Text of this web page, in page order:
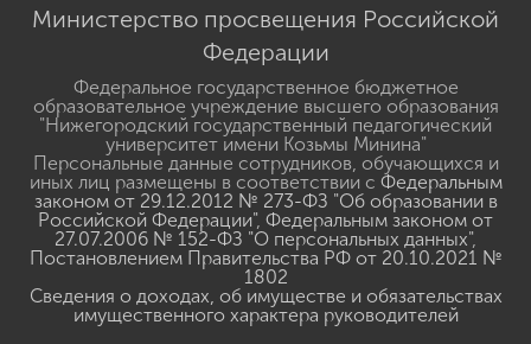
Министерство просвещения Российской
Федерации
Федеральное государственное бюджетное
образовательное учреждение высшего образования
"Нижегородский государственный педагогический
университет имени Козьмы Минина"
Персональные данные сотрудников, обучающихся и
иных лиц размещены в соответствии с Федеральным
законом от 29.12.2012 № 273-ФЗ "Об образовании в
Российской Федерации", Федеральным законом от
27.07.2006 № 152-ФЗ "О персональных данных",
Постановлением Правительства РФ от 20.10.2021 №
1802
Сведения о доходах, об имуществе и обязательствах
имущественного характера руководителей